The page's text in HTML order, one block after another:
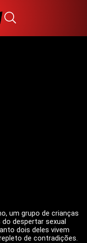
um grupo de crianças
despertar sexual
dois deles vivem
de contradições.